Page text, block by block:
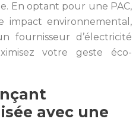
En optant pour une PAC,
impact environnemental,
fournisseur d’électricité
votre geste éco-
avec une